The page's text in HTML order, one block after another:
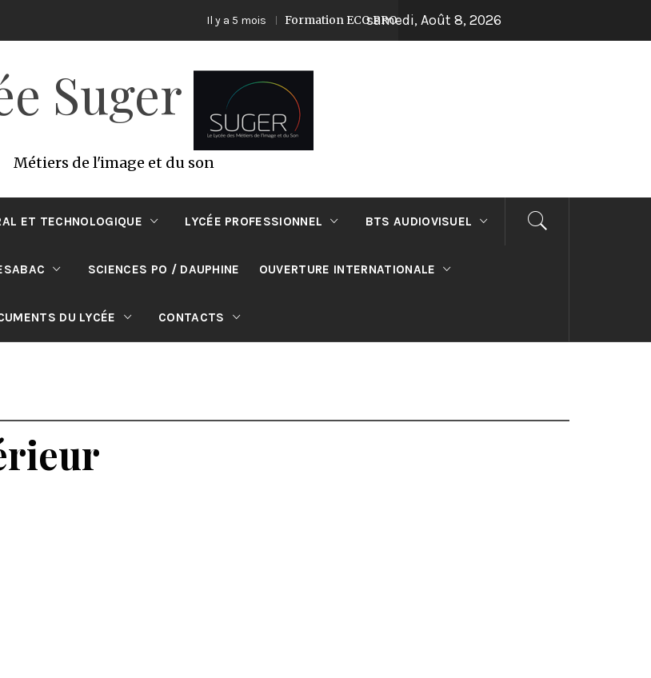
Il y a 5 mois Formation ECO PRODUCTION au lycée Suger !
samedi, Août 8, 2026
Suger
Métiers de l'image et du son
ET TECHNOLOGIQUE LYCÉE PROFESSIONNEL BTS AUDIOVISUEL
SCIENCES PO / DAUPHINE OUVERTURE INTERNATIONALE
DU LYCÉE CONTACTS